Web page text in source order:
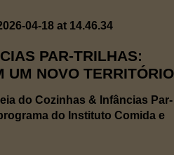
PAR-TRILHAS:
UM NOVO TERRITÓRIO
do Cozinhas & Infâncias Par-
do Instituto Comida e